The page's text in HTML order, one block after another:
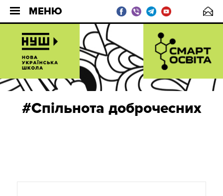
МЕНЮ
#Спільнота доброчесних